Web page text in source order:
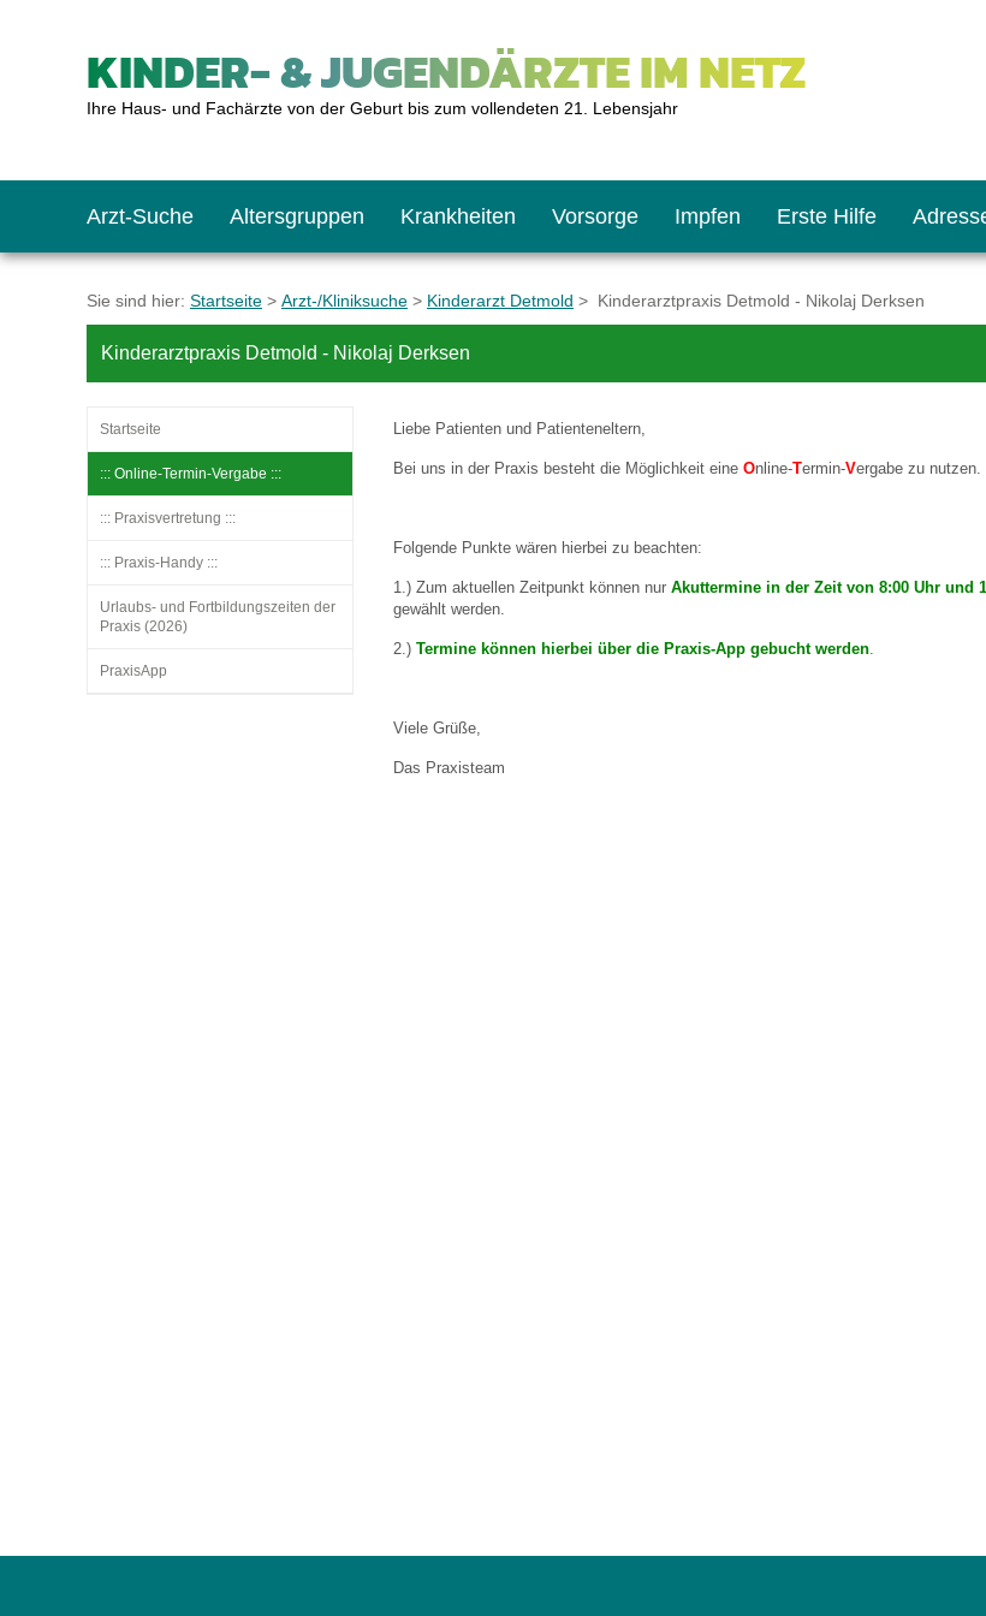
KINDER- & JUGENDÄRZTE IM NETZ
Ihre Haus- und Fachärzte von der Geburt bis zum vollendeten 21. Lebensjahr
Arzt-Suche Altersgruppen
Das erste Jahr
Krankheiten Vorsorge
Baby: U1 bis U6
Impfen
Impfkalender
Impfsicherheit
Recht auf Impfung
Erste Hilfe
Notrufnummern
Notdienste
Notdienste
BMI-Rechner
Empfehlungen zum Bildschirmmediengebrauch
Material zu den Vorsorgen
Sie sind hier: Startseite > Arzt-/Kliniksuche > Kinderarzt Detmold > Kinderarztpraxis Detmold - Nikolaj Derksen
Kinderarztpraxis Detmold - Nikolaj Derksen
Startseite
::: Online-Termin-Vergabe :::
::: Praxisvertretung :::
::: Praxis-Handy :::
Urlaubs- und Fortbildungszeiten der
Praxis (2026)
PraxisApp
Liebe Patienten und Patienteneltern,
Bei uns in der Praxis besteht die Möglichkeit eine Online-Termin-Vergabe zu nutzen.
Folgende Punkte wären hierbei zu beachten:
1.) Zum aktuellen Zeitpunkt können nur Akuttermine in der Zeit von 8:00 Uhr und
gewählt werden.
2.) Termine können hierbei über die Praxis-App gebucht werden.
Viele Grüße,
Das Praxisteam